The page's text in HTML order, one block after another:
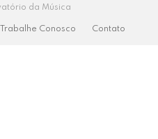
da Música
Trabalhe Conosco Contato